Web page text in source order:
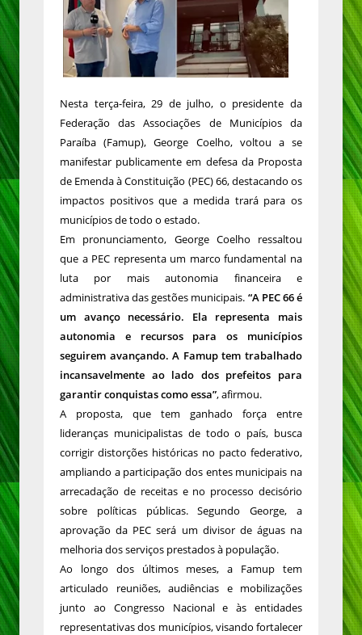
Nesta terça-feira, 29 de julho, o presidente da
Federação das Associações de Municípios da
Paraíba (Famup), George Coelho, voltou a se
manifestar publicamente em defesa da Proposta
de Emenda à Constituição (PEC) 66, destacando os
impactos positivos que a medida trará para os
municípios de todo o estado.
Em pronunciamento, George Coelho ressaltou
que a PEC representa um marco fundamental na
luta por mais autonomia financeira e
administrativa das gestões municipais. “A PEC 66 é
um avanço necessário. Ela representa mais
autonomia e recursos para os municípios
seguirem avançando. A Famup tem trabalhado
incansavelmente ao lado dos prefeitos para
garantir conquistas como essa”, afirmou.
A proposta, que tem ganhado força entre
lideranças municipalistas de todo o país, busca
corrigir distorções históricas no pacto federativo,
ampliando a participação dos entes municipais na
arrecadação de receitas e no processo decisório
sobre políticas públicas. Segundo George, a
aprovação da PEC será um divisor de águas na
melhoria dos serviços prestados à população.
Ao longo dos últimos meses, a Famup tem
articulado reuniões, audiências e mobilizações
junto ao Congresso Nacional e às entidades
representativas dos municípios, visando fortalecer